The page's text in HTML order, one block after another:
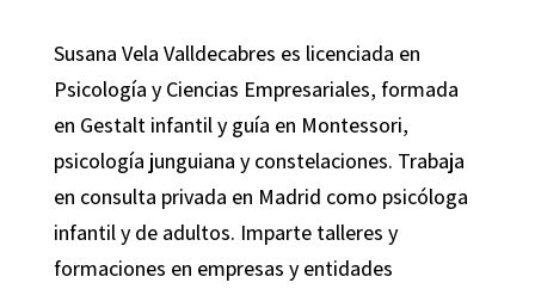
Susana Vela Valldecabres es licenciada en
Psicología y Ciencias Empresariales, formada
en Gestalt infantil y guía en Montessori,
psicología junguiana y constelaciones. Trabaja
en consulta privada en Madrid como psicóloga
infantil y de adultos. Imparte talleres y
formaciones en empresas y entidades